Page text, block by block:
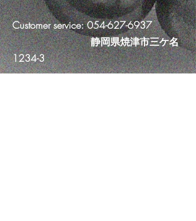
Customer service:054-627-6937
​ 静岡県焼津市三ケ名
1234-3